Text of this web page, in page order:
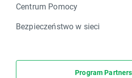
Centrum Pomocy
Bezpieczeństwo w sieci
Program